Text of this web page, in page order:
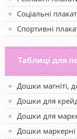
Соціальні
Спортивні
Таблиці для
Дошки магніті,
Дошки для
Дошки для
Дошки маркерні